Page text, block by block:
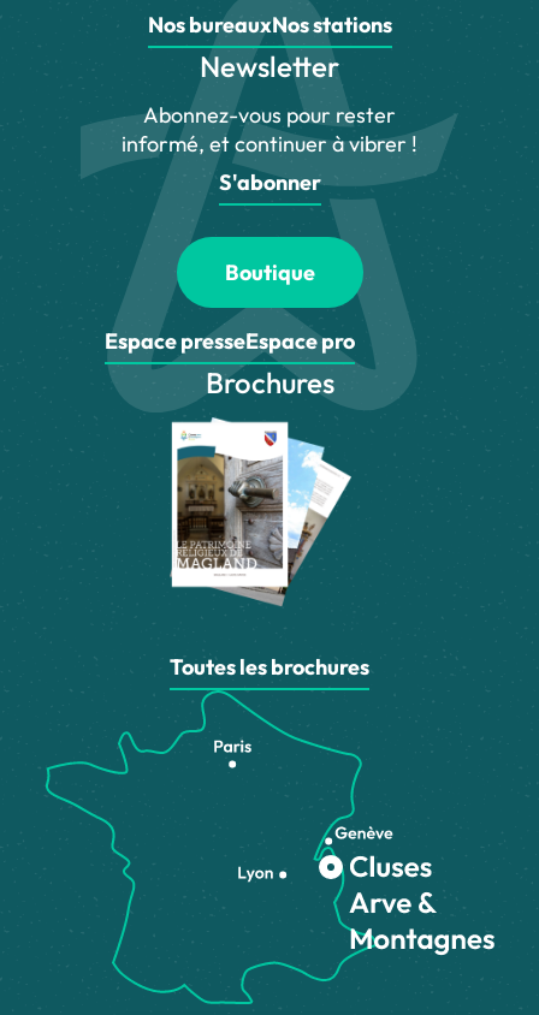
Nos bureauxNos stations
Newsletter
Abonnez-vous pour rester
informé, et continuer à vibrer !
S'abonner
Boutique
Espace presseEspace pro
Brochures
Toutes les brochures